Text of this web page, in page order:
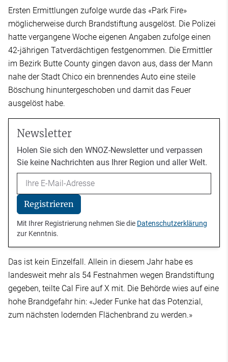
Ersten Ermittlungen zufolge wurde das «Park Fire»
möglicherweise durch Brandstiftung ausgelöst. Die Polizei
hatte vergangene Woche eigenen Angaben zufolge einen
42-jährigen Tatverdächtigen festgenommen. Die Ermittler
im Bezirk Butte County gingen davon aus, dass der Mann
nahe der Stadt Chico ein brennendes Auto eine steile
Böschung hinuntergeschoben und damit das Feuer
ausgelöst habe.
Newsletter
Holen Sie sich den WNOZ-Newsletter und verpassen
Sie keine Nachrichten aus Ihrer Region und aller Welt.
Email
Registrieren
Mit Ihrer Registrierung nehmen Sie die Datenschutzerklärung
zur Kenntnis.
Das ist kein Einzelfall. Allein in diesem Jahr habe es
landesweit mehr als 54 Festnahmen wegen Brandstiftung
gegeben, teilte Cal Fire auf X mit. Die Behörde wies auf eine
hohe Brandgefahr hin: «Jeder Funke hat das Potenzial,
zum nächsten lodernden Flächenbrand zu werden.»